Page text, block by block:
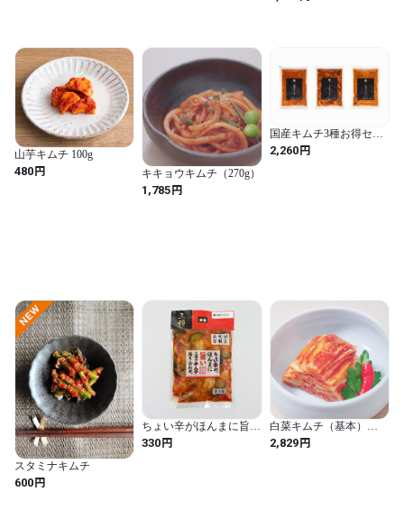
山芋キムチ 100g
480円 キキョウキムチ（270g）
1,785円
国産キムチ3種お得セッ
ト(3個入)
2,260円
スタミナキムチ
600円
ちょい辛がほんまに旨い
三種のキムチ盛り合わ
せ。180g
330円
白菜キムチ（基本）
（310g×3個）
2,829円